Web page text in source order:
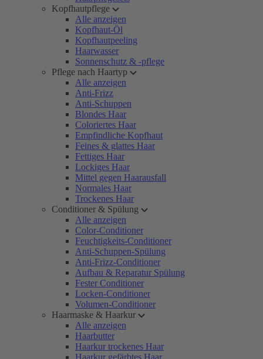
Kopfhautpflege
Alle anzeigen
Kopfhaut-Öl
Kopfhautpeeling
Haarwasser
Sonnenschutz & -pflege
Pflege nach Haartyp
Alle anzeigen
Anti-Frizz
Anti-Schuppen
Blondes Haar
Coloriertes Haar
Empfindliche Kopfhaut
Feines & glattes Haar
Fettiges Haar
Lockiges Haar
Mittel gegen Haarausfall
Normales Haar
Trockenes Haar
Conditioner & Spülung
Alle anzeigen
Color-Conditioner
Feuchtigkeits-Conditioner
Anti-Schuppen-Spülung
Anti-Frizz-Conditioner
Aufbau & Reparatur Spülung
Fester Conditioner
Locken-Conditioner
Volumen-Conditioner
Haarmaske & Haarkur
Alle anzeigen
Haarbutter
Haarkur trockenes Haar
Haarkur gefärbtes Haar